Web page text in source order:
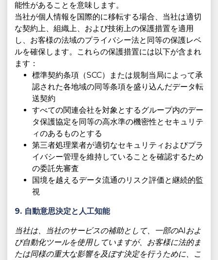
能性があることを意味します。
当社が個人情報を国際的に移転する場合、当社は適切
な契約上、組織上、および技術上の保護措置を適用
し、お客様の法域のプライバシー法と同等の保護レベ
ルを確保します。これらの保護措置には以下が含まれ
ます：
標準契約条項（SCC）または規制当局によって承
認された各地域の同等条項を盛り込んだデータ転
送契約
すべての関連会社を対象とするグループ内のデー
タ保護協定を同等の高水準の機密性とセキュリテ
ィのあるものとする
第三者処理業者が適切なセキュリティおよびプラ
イバシー管理を維持していることを確認するため
の委託先審査
国境を越えるデータ流通のリスク評価と継続的監
視
9. 自動意思決定と人工知能
当社は、当社のサービスの補助として、一部のAIおよ
び自動化ツールを使用していますが、お客様に法的ま
たは同様の重大な影響を及ぼす決定を行うために、こ